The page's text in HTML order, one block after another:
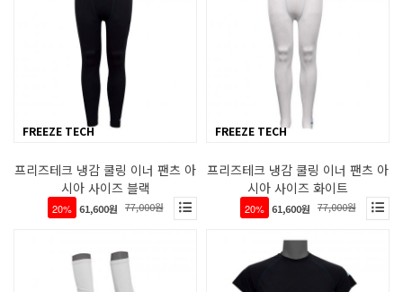
FREEZE TECH
프리즈테크 냉감 쿨링 이너 팬츠 아
시아 사이즈 블랙
20% 61,600원 77,000원
FREEZE TECH
프리즈테크 냉감 쿨링 이너 팬츠 아
시아 사이즈 화이트
20% 61,600원 77,000원